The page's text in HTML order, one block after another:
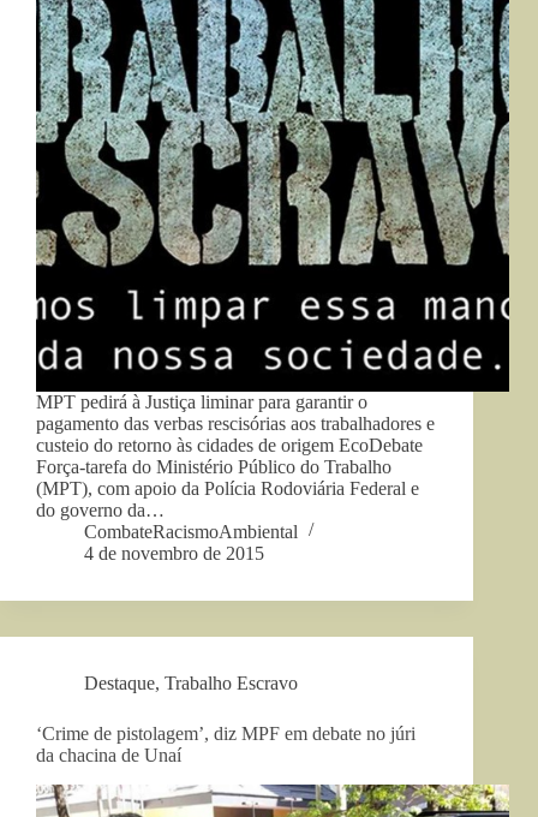
MPT pedirá à Justiça liminar para garantir o
pagamento das verbas rescisórias aos trabalhadores e
custeio do retorno às cidades de origem EcoDebate
Força-tarefa do Ministério Público do Trabalho
(MPT), com apoio da Polícia Rodoviária Federal e
do governo da…
CombateRacismoAmbiental
4 de novembro de 2015
Destaque, Trabalho Escravo
‘Crime de pistolagem’, diz MPF em debate no júri
da chacina de Unaí